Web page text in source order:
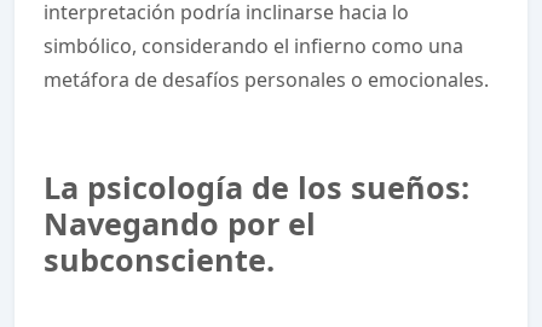
interpretación podría inclinarse hacia lo
simbólico, considerando el infierno como una
metáfora de desafíos personales o emocionales.
La psicología de los sueños:
Navegando por el
subconsciente.